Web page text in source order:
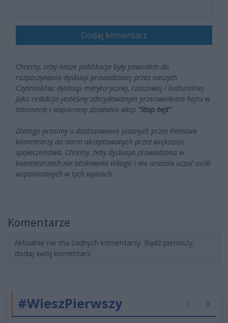
Dodaj komentarz
Chcemy, żeby nasze publikacje były powodem do
rozpoczynania dyskusji prowadzonej przez naszych
Czytelników; dyskusji merytorycznej, rzeczowej i kulturalnej.
Jako redakcja jesteśmy zdecydowanym przeciwnikiem hejtu w
Internecie i wspieramy działania akcji "Stop hejt".
Dlatego prosimy o dostosowanie pisanych przez Państwa
komentarzy do norm akceptowanych przez większość
społeczeństwa. Chcemy, żeby dyskusja prowadzona w
komentarzach nie atakowała nikogo i nie urażała uczuć osób
wspominanych w tych wpisach.
Komentarze
Aktualnie nie ma żadnych komentarzy. Bądź pierwszy,
dodaj swój komentarz.
#WieszPierwszy Poprzednie